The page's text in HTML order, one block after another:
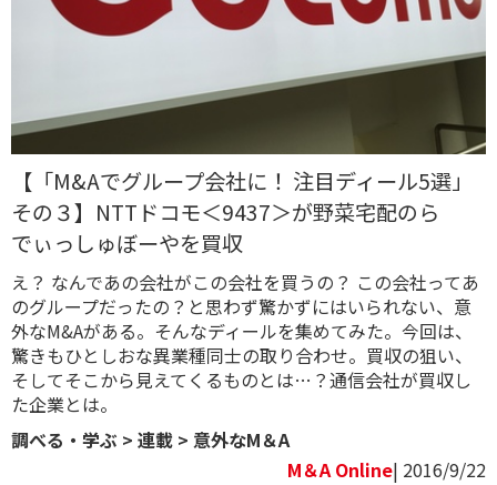
【「M&Aでグループ会社に！ 注目ディール5選」
その３】NTTドコモ＜9437＞が野菜宅配のら
でぃっしゅぼーやを買収
え？ なんであの会社がこの会社を買うの？ この会社ってあ
のグループだったの？と思わず驚かずにはいられない、意
外なM&Aがある。そんなディールを集めてみた。今回は、
驚きもひとしおな異業種同士の取り合わせ。買収の狙い、
そしてそこから見えてくるものとは…？通信会社が買収し
た企業とは。
調べる・学ぶ > 連載 > 意外なM＆A
M＆A Online| 2016/9/22